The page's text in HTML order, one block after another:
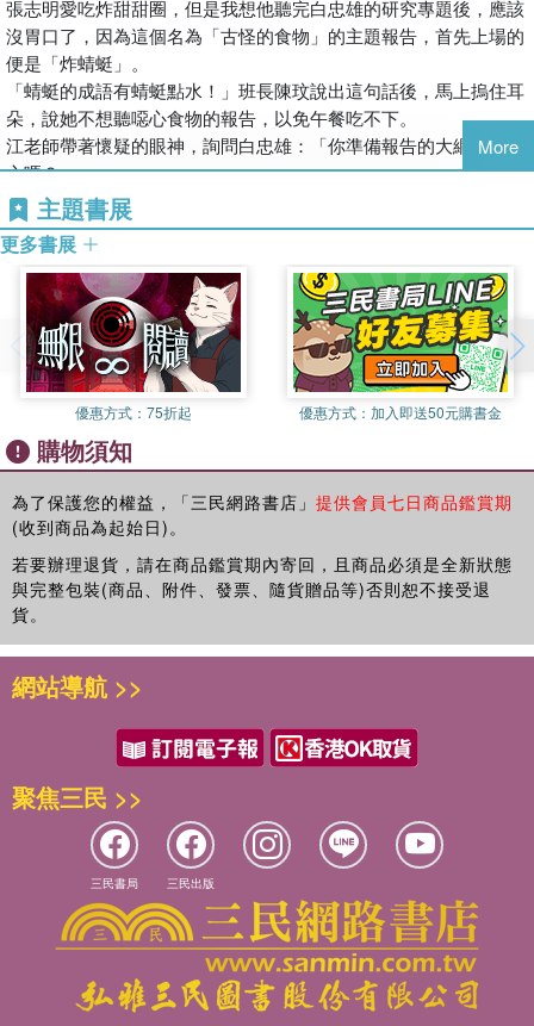
下去
●特色4 每篇附有知識補充，邊讀故事，增加學識
●特色5 特別收錄作者王淑芬的「作家也斜槓」專題報告
◎本系列共9冊
1.《一年級鮮事多》
3.《三年級花樣多》
4.《四年級煩惱多》
5.《五年級意見多》
6.《六年級怪事多》
7.《君偉的節日報告》
8. 《君偉的誤會報告》
9. 《君偉的怪奇報告》
◎本書關鍵字：怪奇、專題研究、知識探索、君偉上小學、校園故
事、生活故事
◎有注音，適合7歲以上閱讀
◎教育議題分類：生涯發展、環境、資訊
◎學習領域分類：語文、社會、自然、綜合活動、生活科技
◎幼兒學習指標：語文領域、認知領域、社會領域
輯分析，以便增加自己條理分明的深究能力；有時，以天馬行空的
想像力，胡亂猜想答案，也能添加自己的創意功力。
本書內容便是我多年收集的古怪見聞，以趣味方式整理而成。除了
分
享各類妙事，重點也希望引發讀者更多討論與深度思考。本書能延
伸的
思考點頗多，比如：
● 科技業者拜「乖乖」，是迷信嗎？ 還是有些時候，可以接受「不
危害
本書內容便是我多年收集的古怪見聞，以趣味方式整理而成。除了
分享各類妙事，重點也希望引發讀者更多討論與深度思考。本書能
延伸的思考點頗多，比如：
● 科技業者拜「乖乖」，是迷信嗎？ 還是有些時候，可以接受「不
危害安全」的迷信？ 理由為何？
● 一個人該一輩子專注培養某項專長，還是可以多方發展？
● 讀沒有特別教育意義的書，意義何在？ 作家只是在惡搞、捉弄讀
者嗎？
● 人類世界為什麼有一堆規矩，喜歡禁止這個、禁止那個？ 那些禁
止，真的合理嗎？ 訂立這些規條的人，若自己哪天也被禁止，心
● 一個人該一輩子專注培養某項專長，還是可以多方發展？
● 讀沒有特別教育意義的書，意義何在？ 作家只是在惡搞、捉弄讀
者嗎？
● 人類世界為什麼有一堆規矩，喜歡禁止這個、禁止那個？ 那些禁
止，真的合理嗎？ 訂立這些規條的人，若自己哪天也被禁止，心
● 你是個容易上當的人嗎？容易上當的人，是單純善良，還是思考
不周密？怎樣才不會輕易受騙？
當然，我更期待讀者在紙頁間，點燃自己打造的火光，想出更多問
題，照見更多耀眼的想像力與獨特觀察。
書中每篇故事都以一份專題研究呈現，為了讓故事增添趣味與生
動，我並沒有按照正規的研究論文書寫格式書寫。如果你也想寫一
篇自己的專題報告，基本的內容大概可分以下幾點：
一、研究主題：訂一個精確的題目，好讓其他人一看便知道你的研
二、研究目的：可以先寫引發此次研究的動機，再擬訂目的。初期
研究，目的不要太複雜巨大，聚焦一個方向，進行比較深入的探
張志明愛吃炸甜甜圈，但是我想他聽完白忠雄的研究專題後，應該
沒胃口了，因為這個名為「古怪的食物」的主題報告，首先上場的
便是「炸蜻蜓」。
「蜻蜓的成語有蜻蜓點水！」班長陳玟說出這句話後，馬上摀住耳
朵，說她不想聽噁心食物的報告，以免午餐吃不下。
江老師帶著懷疑的眼神，詢問白忠雄：「你準備報告的大綱會很噁
心嗎？」
「不會不會。蜻蜓好可愛，怎麼會噁心？」白忠雄才說完，陳玟又
大吼一句：「牛頭不對馬嘴，答非所問。」
白忠雄笑咪咪的說：「正好我的報告裡也有馬喔。」
無論如何，老師還是請白忠雄上臺，根據他收集的資料，報告「古
怪的食物」研究大綱。
只見白忠雄站上講臺，先舔了舔嘴脣，報告他的今日美食：「我早
上吃了壽司與飯糰，還有巧克力牛奶，味道很搭，不會古怪。」接
著又依照慣例，發揮他的宣傳精神，為自己家的商店做廣告：「這
個月我家賣的巧克力牛奶買二送一，請告訴親朋好友快來買；我還
會加送一包調味醬。」
說完，他打開邊角黏了一顆飯粒的紙，大聲讀出他的報告。
四年七班專題研究 研究人：白忠雄
研究主題：古怪的食物
研究目的：只要跟食物有關的我都有興趣，所以想知道以後出國要
吃什麼。
一、看書：圖書館的小花阿姨推薦一本背包客旅遊的書，書中說有
以，但是老鼠酒要消毒，而且要年滿十八歲才能喝酒。
不過我家有賣料理米酒、梅子酒，請告訴媽媽來買。
二、上網搜尋：我輸入「古怪食物」，結果找到許多資料，大約可
分成幾類。
1.油炸類：有炸蜻蜓、炸響尾蛇、炸海星、炸狼蛛，炸蝗蟲、炸蠍
子、炸蟬串、炸蛹等；顯示油炸的食物在很多國家都很受歡迎。我
家有賣油炸專用的裹粉，種類齊全。
2.長菌或發霉類：比如玉米被玉米黑穗菌感染，長出一朵朵像菇類
的東西，在墨西哥還被稱為「墨西哥松露」，很貴呢。有些起司刻
意製造環境，讓無害黴菌感染，以便有獨特味道，例如斯蒂爾頓藍
More
主題書展
更多書展
優惠方式： 75折起 優惠方式： 加入即送50元購書金
購物須知
為了保護您的權益，「三民網路書店」 提供會員七日商品鑑賞期
(收到商品為起始日)。
若要辦理退貨，請在商品鑑賞期內寄回，且商品必須是全新狀態
與完整包裝(商品、附件、發票、隨貨贈品等)否則恕不接受退
貨。
網站導航 >>
聚焦三民 >>
三民書局 三民出版